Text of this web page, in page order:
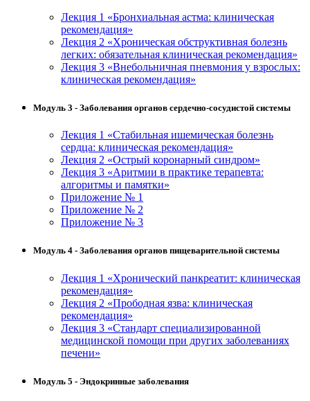
Лекция 1 «Бронхиальная астма: клиническая
рекомендация»
Лекция 2 «Хроническая обструктивная болезнь
легких: обязательная клиническая рекомендация»
Лекция 3 «Внебольничная пневмония у взрослых:
клиническая рекомендация»
Модуль 3 - Заболевания органов сердечно-сосудистой системы
Лекция 1 «Стабильная ишемическая болезнь
сердца: клиническая рекомендация»
Лекция 2 «Острый коронарный синдром»
Лекция 3 «Аритмии в практике терапевта:
алгоритмы и памятки»
Приложение № 1
Приложение № 2
Приложение № 3
Модуль 4 - Заболевания органов пищеварительной системы
Лекция 1 «Хронический панкреатит: клиническая
рекомендация»
Лекция 2 «Прободная язва: клиническая
рекомендация»
Лекция 3 «Стандарт специализированной
медицинской помощи при других заболеваниях
печени»
Модуль 5 - Эндокринные заболевания